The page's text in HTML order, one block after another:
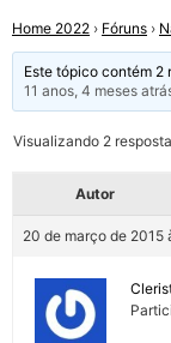
Home 2022 › Fóruns ›
Este tópico contém 2
11 anos, 4 meses
Visualizando 2
Autor
20 de março de 2015